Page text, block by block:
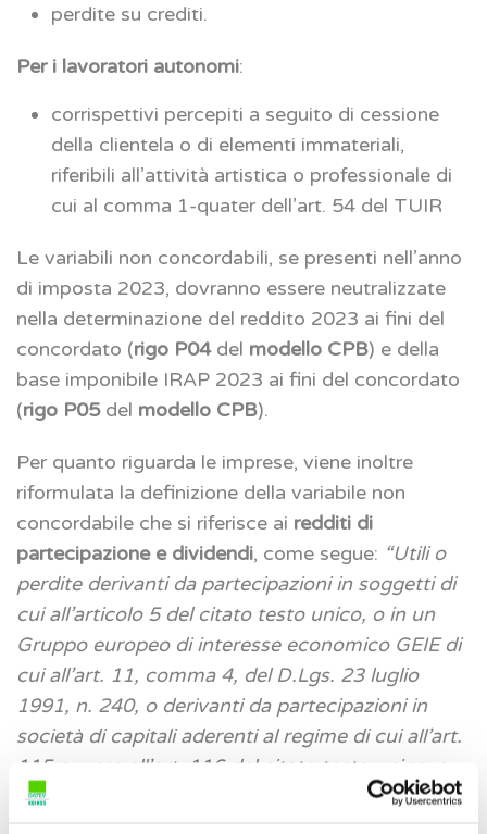
perdite su crediti.
Per i lavoratori autonomi:
corrispettivi percepiti a seguito di cessione
della clientela o di elementi immateriali,
riferibili all’attività artistica o professionale di
cui al comma 1-quater dell’art. 54 del TUIR
Le variabili non concordabili, se presenti nell’anno
di imposta 2023, dovranno essere neutralizzate
nella determinazione del reddito 2023 ai fini del
concordato (rigo P04del modello CPB) e della
base imponibile IRAP 2023 ai fini del concordato
(rigo P05del modello CPB).
Per quanto riguarda le imprese, viene inoltre
riformulata la definizione della variabile non
concordabile che si riferisce ai redditi di
partecipazione e dividendi, come segue: “Utili o
perdite derivanti da partecipazioni in soggetti di
cui all’articolo 5 del citato testo unico, o in un
Gruppo europeo di interesse economico GEIE di
cui all’art. 11, comma 4, del D.Lgs. 23 luglio
1991, n. 240, o derivanti da partecipazioni in
società di capitali aderenti al regime di cui all’art.
115 ovvero all’art. 116 del citato testo unico, o
utili distribuiti, in qualsiasi forma e sotto qualsiasi